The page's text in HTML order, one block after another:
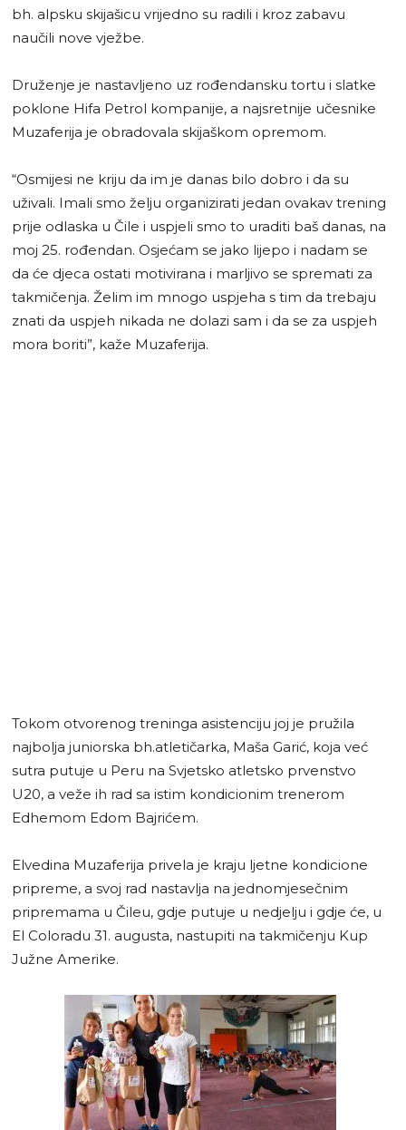
bh. alpsku skijašicu vrijedno su radili i kroz zabavu
naučili nove vježbe.
Druženje je nastavljeno uz rođendansku tortu i slatke
poklone Hifa Petrol kompanije, a najsretnije učesnike
Muzaferija je obradovala skijaškom opremom.
“Osmijesi ne kriju da im je danas bilo dobro i da su
uživali. Imali smo želju organizirati jedan ovakav trening
prije odlaska u Čile i uspjeli smo to uraditi baš danas, na
moj 25. rođendan. Osjećam se jako lijepo i nadam se
da će djeca ostati motivirana i marljivo se spremati za
takmičenja. Želim im mnogo uspjeha s tim da trebaju
znati da uspjeh nikada ne dolazi sam i da se za uspjeh
mora boriti”, kaže Muzaferija.
Tokom otvorenog treninga asistenciju joj je pružila
najbolja juniorska bh.atletičarka, Maša Garić, koja već
sutra putuje u Peru na Svjetsko atletsko prvenstvo
U20, a veže ih rad sa istim kondicionim trenerom
Edhemom Edom Bajrićem.
Elvedina Muzaferija privela je kraju ljetne kondicione
pripreme, a svoj rad nastavlja na jednomjesečnim
pripremama u Čileu, gdje putuje u nedjelju i gdje će, u
El Coloradu 31. augusta, nastupiti na takmičenju Kup
Južne Amerike.